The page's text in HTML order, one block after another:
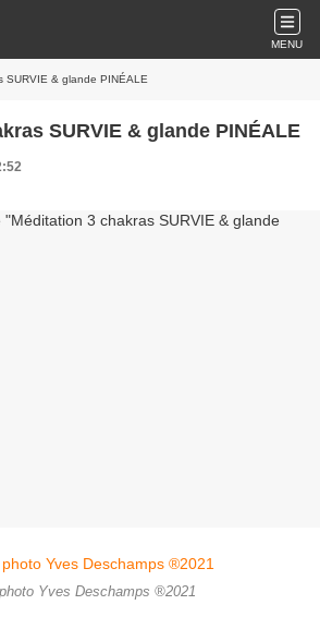
MENU
SURVIE & glande PINÉALE
SURVIE & glande PINÉALE
Yves Deschamps ®️2021